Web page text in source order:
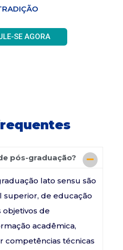
SE AGORA
pós-graduação?
lato sensu são
superior, de educação
objetivos de
acadêmica,
competências técnicas